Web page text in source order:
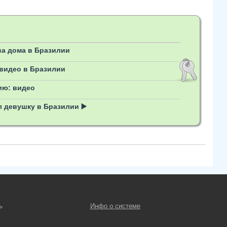
дома в Бразилии
в Бразилии
видео
девушку в Бразилии ▶️
Инфо о системе